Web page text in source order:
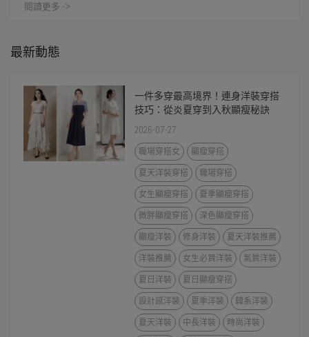
閱讀更多 ->
最新動態
一件多穿最高境界！連身洋裝穿搭
技巧：從炎夏穿到入秋顯瘦秘訣
2026-07-27
職場穿搭女
顯瘦穿搭
夏天洋裝穿搭
職場穿搭
女生顯瘦穿搭
夏季顯瘦穿搭
微胖顯瘦穿搭
深色顯瘦穿搭
顯瘦洋裝
修身洋裝
夏天洋裝推薦
洋裝推薦
女生必買洋裝
氣質洋裝
夏日洋裝
夏日顯瘦穿搭
設計感洋裝
夏季洋裝
韓系洋裝
夏天洋裝
中長洋裝
時尚洋裝